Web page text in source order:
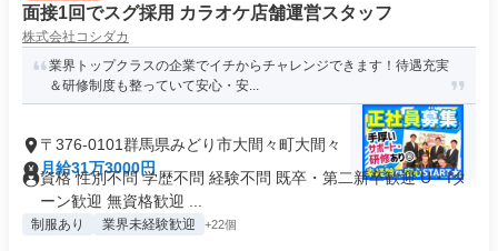
面接1回でスグ採用 カラオケ店舗運営スタッフ
株式会社コシダカ
業界トップクラスの企業でイチからチャレンジできます！待遇充実
＆研修制度も整っていて安心・安...
〒376-0101群馬県みどり市大間々町大間々
月給31万3000円
資格 性別不問 学歴不問 経験不問 既卒・第二新卒歓迎 U・Iタ
ーン歓迎 無資格歓迎 ...
制服あり 業界未経験歓迎 +22個